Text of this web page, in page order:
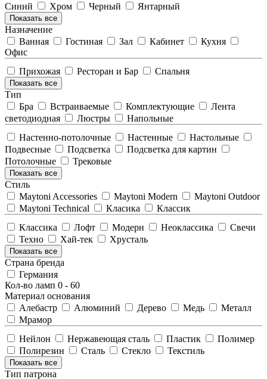
Синий
Хром Черный Янтарный
Показать все
Назначение
Ванная
Гостиная Зал Кабинет
Кухня
Офис
Прихожая
Ресторан и Бар Спальня
Показать все
Тип
Бра
Встраиваемые Комплектующие
Лента
светодиодная
Люстры
Напольные
Настенно-потолочные
Настенные
Настольные
Подвесные
Подсветка
Подсветка для картин
Потолочные
Трековые
Показать все
Стиль
Maytoni Accessories
Maytoni Modern
Maytoni Outdoor
Maytoni Technical
Класика
Классик
Классика
Лофт Модерн Неоклассика
Свечи
Техно
Хай-тек Хрусталь
Показать все
Страна бренда
Германия
Кол-во ламп 0 - 60
Материал основания
Алебастр
Алюминий Дерево Медь
Металл
Мрамор
Нейлон
Нержавеющая сталь Пластик
Полимер
Полирезин
Сталь Стекло Текстиль
Показать все
Тип патрона